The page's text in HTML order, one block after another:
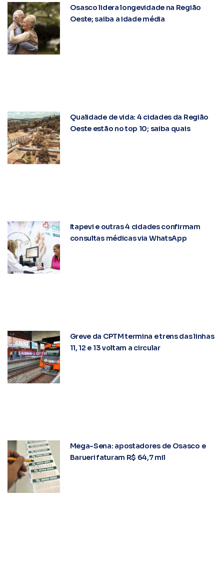
Osasco lidera longevidade na Região
Oeste; saiba a idade média
Qualidade de vida: 4 cidades da Região
Oeste estão no top 10; saiba quais
Itapevi e outras 4 cidades confirmam
consultas médicas via WhatsApp
Greve da CPTM termina e trens das linhas
11, 12 e 13 voltam a circular
Mega-Sena: apostadores de Osasco e
Barueri faturam R$ 64,7 mil